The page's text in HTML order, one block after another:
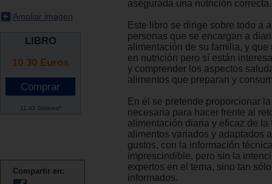
Ampliar imagen
LIBRO
10.30 Euros
11.42 Dólares*
Compartir en:
asegurada una nutrición correcta.
Este libro se dirige sobre todo a
personas que se encargan a
alimentación de su familia, y que
en nutrición pero sí están
y comprender los aspectos
alimentos que preparan y
En él se pretende proporcionar
necesaria para hacer frente al
alimentación diaria y eficaz de la
alimentos variados y adaptados
gustos, con la información
imprescindible, pero sin la
expertos en el tema, sino tan
informados.